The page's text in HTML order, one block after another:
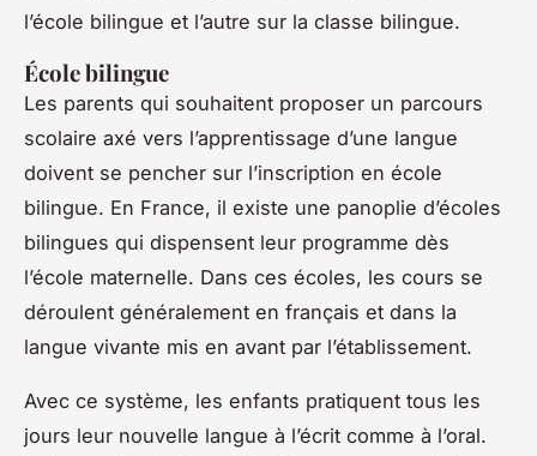
l’école bilingue et l’autre sur la classe bilingue.
École bilingue
Les parents qui souhaitent proposer un parcours
scolaire axé vers l’apprentissage d’une langue
doivent se pencher sur l’inscription en école
bilingue. En France, il existe une panoplie d’écoles
bilingues qui dispensent leur programme dès
l’école maternelle. Dans ces écoles, les cours se
déroulent généralement en français et dans la
langue vivante mis en avant par l’établissement.
Avec ce système, les enfants pratiquent tous les
jours leur nouvelle langue à l’écrit comme à l’oral.